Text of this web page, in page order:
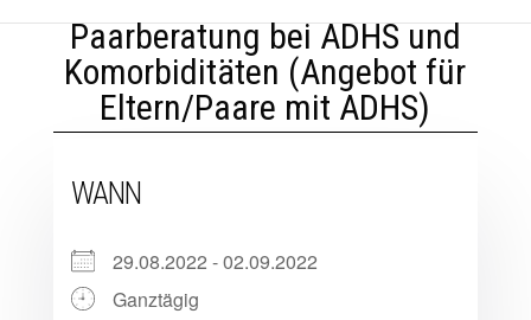
Paarberatung bei ADHS und
Komorbiditäten (Angebot für
Eltern/Paare mit ADHS)
WANN
29.08.2022 - 02.09.2022
Ganztägig